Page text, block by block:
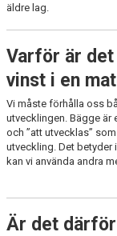
äldre lag.
Varför är
vinst i en
Vi måste förhålla oss
utvecklingen. Bägge är
och ”att utvecklas”
utveckling. Det betyder
kan vi använda andra
Är det